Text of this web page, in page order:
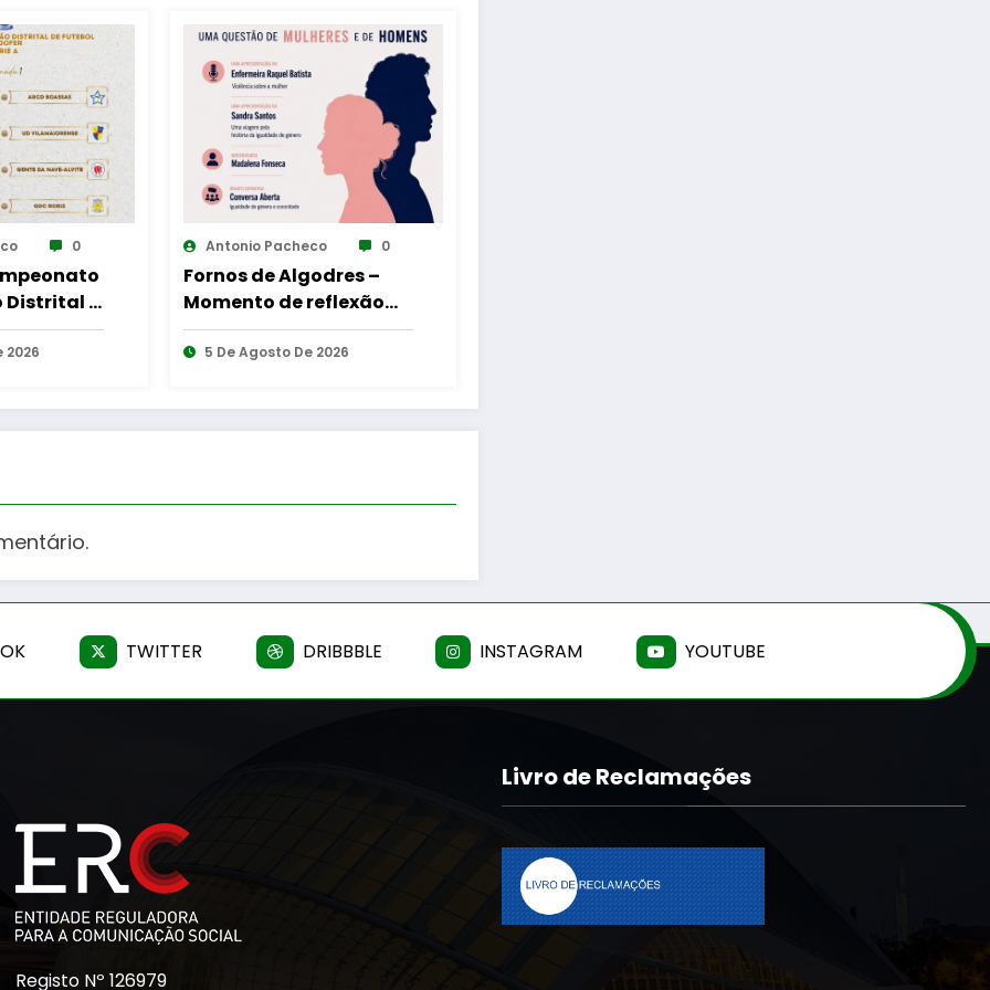
0
–
– Uma
e
2026
Antonio Pacheco 0
Reinauguração da
Cabine de Leitura em
Gouveia
6 De Agosto De 2026
TWITTER DRIBBBLE INSTAGRAM YOUTUBE
Registo Nº 126979
Livro de Reclamações